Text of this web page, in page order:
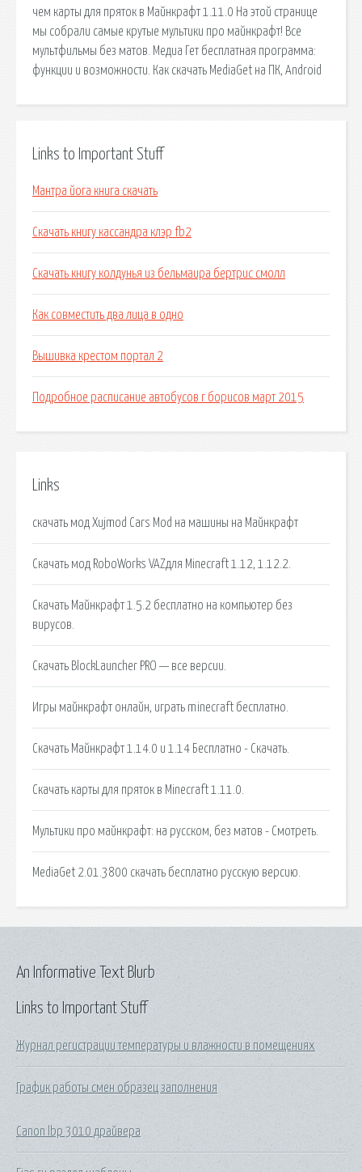
чем карты для пряток в Майнкрафт 1.11.0 На этой странице
мы собрали самые крутые мультики про майнкрафт! Все
мультфильмы без матов. Медиа Гет бесплатная программа:
функции и возможности. Как скачать MediaGet на ПК, Android
Links to Important Stuff
Мантра йога книга скачать
Скачать книгу кассандра клэр fb2
Скачать книгу колдунья из бельмаира бертрис смолл
Как совместить два лица в одно
Вышивка крестом портал 2
Подробное расписание автобусов г борисов март 2015
Links
скачать мод Xujmod Cars Mod на машины на Майнкрафт
Скачать мод RoboWorks VAZдля Minecraft 1.12, 1.12.2.
Скачать Майнкрафт 1.5.2 бесплатно на компьютер без
вирусов.
Скачать BlockLauncher PRO — все версии.
Игры майнкрафт онлайн, играть minecraft бесплатно.
Скачать Майнкрафт 1.14.0 и 1.14 Бесплатно - Скачать.
Скачать карты для пряток в Minecraft 1.11.0.
Мультики про майнкрафт: на русском, без матов - Смотреть.
MediaGet 2.01.3800 скачать бесплатно русскую версию.
Links to Important Stuff
Журнал регистрации температуры и влажности в помещениях
График работы смен образец заполнения
Canon lbp 3010 драйвера
An Informative Text Blurb